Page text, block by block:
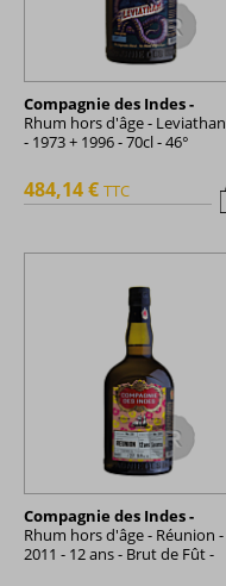
Compagnie des Indes -
Rhum hors d'âge - Leviathan
- 1973 + 1996 - 70cl - 46°
484,14 € TTC
Compagnie des Indes -
Rhum hors d'âge - Réunion -
2011 - 12 ans - Brut de Fût -